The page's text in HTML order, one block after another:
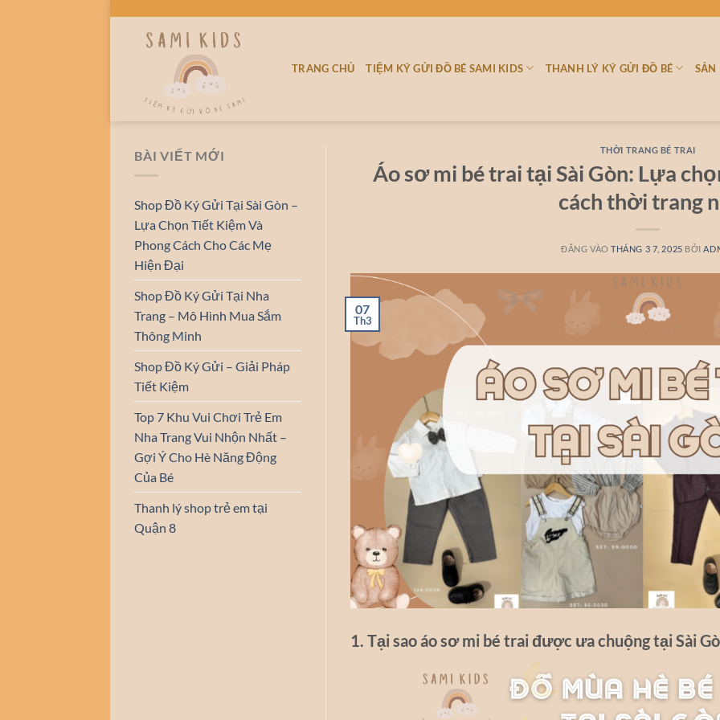
TRANG CHỦ TIỆM KÝ GỬI ĐỒ BÉ SAMI KIDS THANH LÝ KÝ GỬI ĐỒ BÉ SẢN
BÀI VIẾT MỚI
Shop Đồ Ký Gửi Tại Sài Gòn –
Lựa Chọn Tiết Kiệm Và
Phong Cách Cho Các Mẹ
Hiện Đại
Shop Đồ Ký Gửi Tại Nha
Trang – Mô Hình Mua Sắm
Thông Minh
Shop Đồ Ký Gửi – Giải Pháp
Tiết Kiệm
Top 7 Khu Vui Chơi Trẻ Em
Nha Trang Vui Nhộn Nhất –
Gợi Ý Cho Hè Năng Động
Của Bé
Thanh lý shop trẻ em tại
Quận 8
THỜI TRANG BÉ TRAI
Áo sơ mi bé trai tại Sài Gòn: Lựa
cách thời trang
ĐĂNG VÀOTHÁNG 3 7, 2025 BỞI
07
Th3
1. Tại sao áo sơ mi bé trai được ưa chuộng tại Sài